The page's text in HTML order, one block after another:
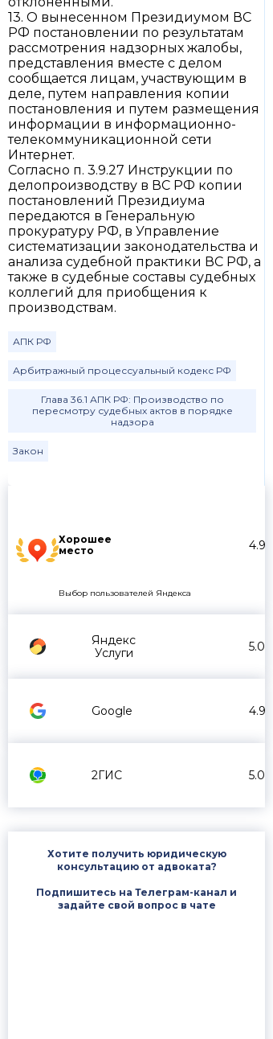
Хорошее
место
4.9
Выбор пользователей Яндекса
Яндекс
Услуги
5.0
Google 4.9
2ГИС 5.0
Хотите получить юридическую
консультацию от адвоката?
Подпишитесь на Телеграм-канал и
задайте свой вопрос в чате
13. О вынесенном Президиумом ВС
РФ постановлении по результатам
рассмотрения надзорных жалобы,
представления вместе с делом
сообщается лицам, участвующим в
деле, путем направления копии
постановления и путем размещения
информации в информационно-
телекоммуникационной сети
Интернет.
Согласно п. 3.9.27 Инструкции по
делопроизводству в ВС РФ копии
постановлений Президиума
передаются в Генеральную
прокуратуру РФ, в Управление
систематизации законодательства и
анализа судебной практики ВС РФ, а
также в судебные составы судебных
коллегий для приобщения к
производствам.
АПК РФ
Арбитражный процессуальный кодекс РФ
Глава 36.1 АПК РФ: Производство по
пересмотру судебных актов в порядке
надзора
Закон